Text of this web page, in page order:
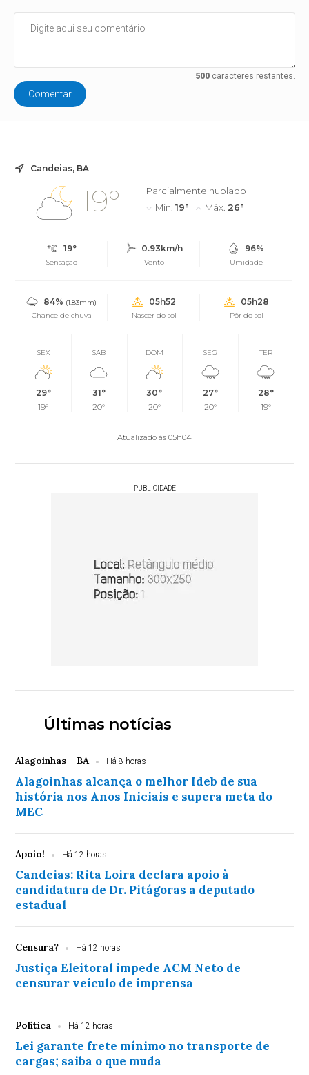
500caracteres restantes.
Comentar
Candeias, BA
19°
Parcialmente nublado
Mín. 19° Máx. 26°
19°
Sensação
0.93km/h
Vento
96%
Umidade
84% (1.83mm)
Chance de chuva
05h52
Nascer do sol
05h28
Pôr do sol
SEX
29°
19°
SÁB
31°
20°
DOM
30°
20°
SEG
27°
20°
TER
28°
19°
Atualizado às 05h04
PUBLICIDADE
Últimas notícias
Alagoinhas - BA Há 8 horas
Alagoinhas alcança o melhor Ideb de sua
história nos Anos Iniciais e supera meta do
MEC
Apoio! Há 12 horas
Candeias: Rita Loira declara apoio à
candidatura de Dr. Pitágoras a deputado
estadual
Censura? Há 12 horas
Justiça Eleitoral impede ACM Neto de
censurar veículo de imprensa
Política Há 12 horas
Lei garante frete mínimo no transporte de
cargas; saiba o que muda